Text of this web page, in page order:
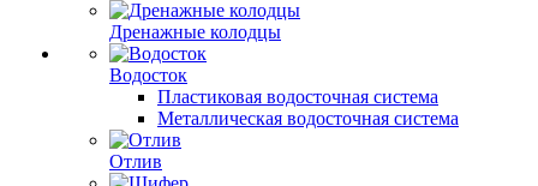
Дренажные колодцы
Водосток
Пластиковая водосточная система
Металлическая водосточная система
Отлив